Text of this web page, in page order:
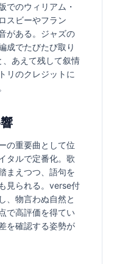
でのウィリアム・
スビーやフラン
がある。ジャズの
成でたびたび取り
、あえて残して叙情
リのクレジットに
の重要曲として位
タルで定番化。歌
まえつつ、語句を
見られる。verse付
、物言わぬ自然と
で高評価を得てい
を確認する姿勢が